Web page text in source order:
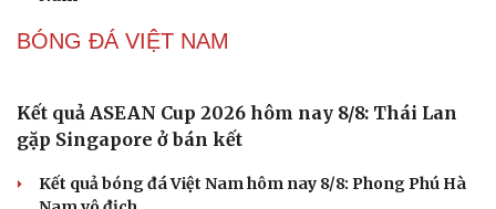
Quy định mới về xử phạt không dùng ghế an toàn cho
trẻ em trên ô tô từ 15/8
PICKLEBALL
Pickleball Việt Nam có chung kết trong mơ tại Ho